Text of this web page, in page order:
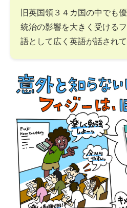
旧英国領３４カ国の中でも
統治の影響を大きく受ける
語として広く英語が話されて